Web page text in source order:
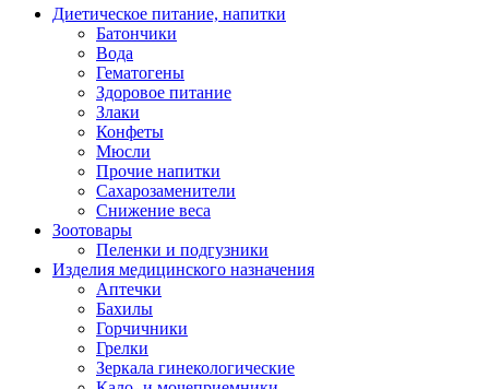
Диетическое питание, напитки
Батончики
Вода
Гематогены
Здоровое питание
Злаки
Конфеты
Мюсли
Прочие напитки
Сахарозаменители
Снижение веса
Зоотовары
Пеленки и подгузники
Изделия медицинского назначения
Аптечки
Бахилы
Горчичники
Грелки
Зеркала гинекологические